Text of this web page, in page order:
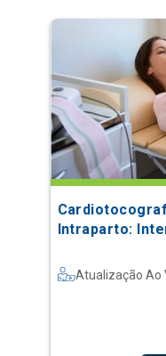
Intraparto:
Atualização Ao